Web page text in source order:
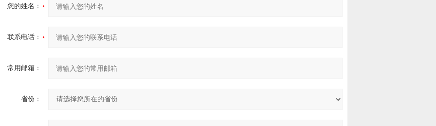
您的姓名：
联系电话：
常用邮箱：
省份：